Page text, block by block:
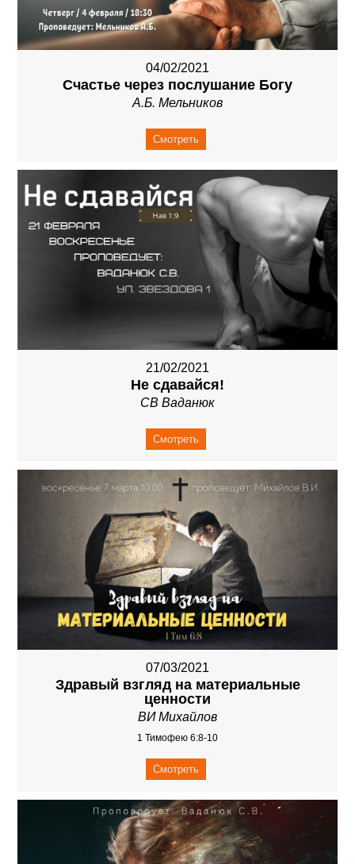
04/02/2021
Счастье через послушание Богу
А.Б. Мельников
Смотреть
21/02/2021
Не сдавайся!
СВ Ваданюк
Смотреть
07/03/2021
Здравый взгляд на материальные
ценности
ВИ Михайлов
1 Тимофею 6:8-10
Смотреть